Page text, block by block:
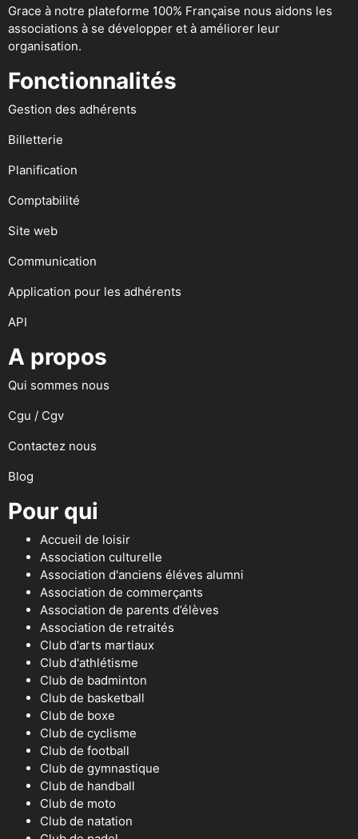
Grace à notre plateforme 100% Française nous aidons les
associations à se développer et à améliorer leur
organisation.
Fonctionnalités
Gestion des adhérents
Billetterie
Planification
Comptabilité
Site web
Communication
Application pour les adhérents
API
A propos
Qui sommes nous
Cgu / Cgv
Contactez nous
Blog
Pour qui
Accueil de loisir
Association culturelle
Association d'anciens éléves alumni
Association de commerçants
Association de parents d’élèves
Association de retraités
Club d'arts martiaux
Club d'athlétisme
Club de badminton
Club de basketball
Club de boxe
Club de cyclisme
Club de football
Club de gymnastique
Club de handball
Club de moto
Club de natation